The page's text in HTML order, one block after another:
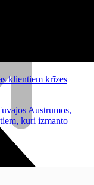
klientiem krīzes
Austrumos,
kuri izmanto